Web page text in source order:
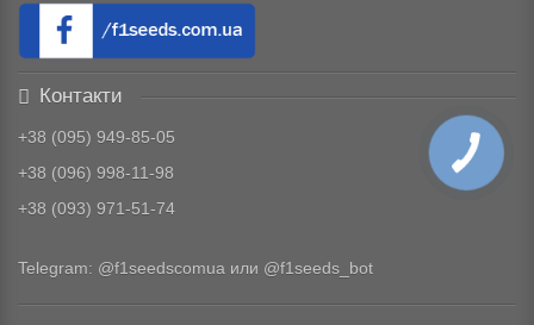
Контакти
+38 (095) 949-85-05
+38 (096) 998-11-98
+38 (093) 971-51-74
Telegram: @f1seedscomua или @f1seeds_bot